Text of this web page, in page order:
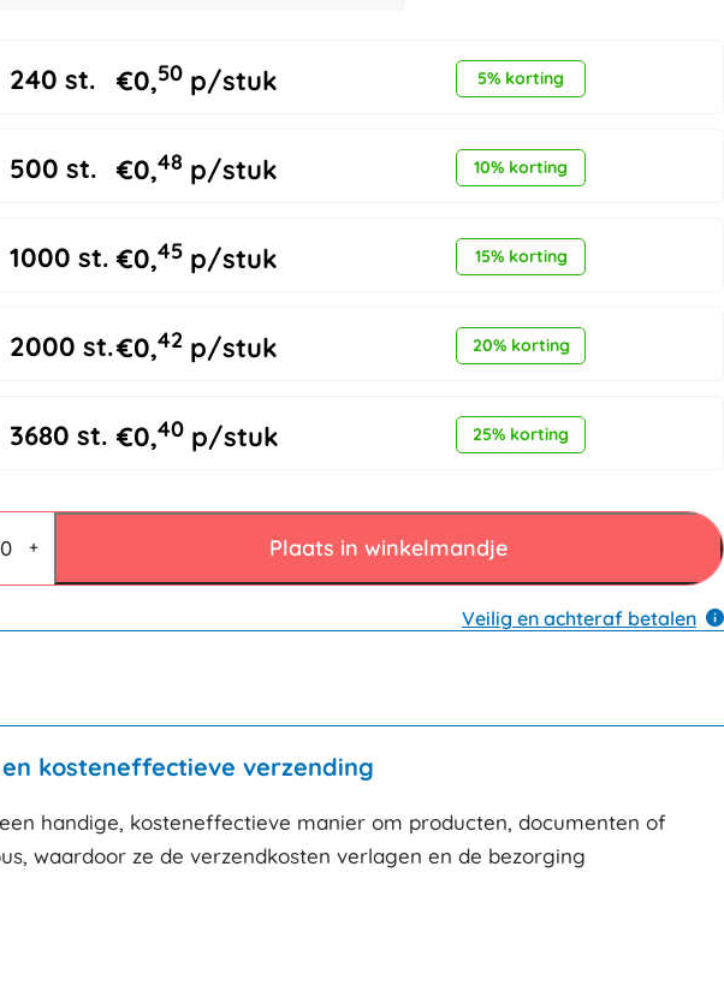
240 st. €0,50 p/stuk 5% korting
500 st. €0,48 p/stuk 10% korting
1000 st. €0,45 p/stuk 15% korting
2000 st.€0,42 p/stuk 20% korting
3680 st. €0,40 p/stuk 25% korting
+ Plaats in winkelmandje
Veilig en achteraf betalen
kosteneffectieve verzending
handige, kosteneffectieve manier om producten, documenten of
waardoor ze de verzendkosten verlagen en de bezorging